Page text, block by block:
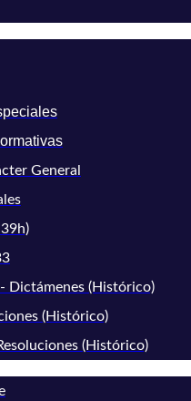
General
Dictámenes (Histórico)
(Histórico)
(Histórico)